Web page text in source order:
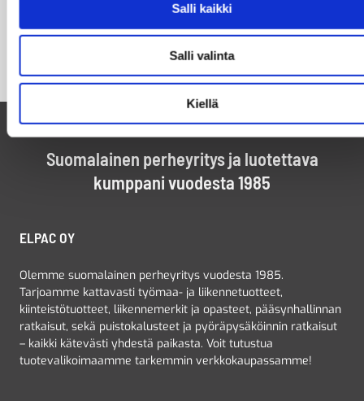
Salli kaikki
Salli valinta
Kiellä
Suomalainen perheyritys ja luotettava
kumppani vuodesta 1985
ELPAC OY
Olemme suomalainen perheyritys vuodesta 1985.
Tarjoamme kattavasti työmaa- ja liikennetuotteet,
kiinteistötuotteet, liikennemerkit ja opasteet, pääsynhallinnan
ratkaisut, sekä puistokalusteet ja pyöräpysäköinnin ratkaisut
– kaikki kätevästi yhdestä paikasta. Voit tutustua
tuotevalikoimaamme tarkemmin verkkokaupassamme!